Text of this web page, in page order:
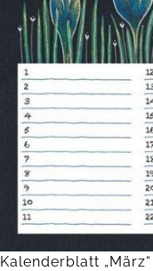
Kalenderblatt „März“